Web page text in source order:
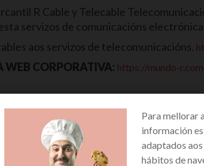
R Cable y Telecable
servizos de comunicacións
aos servizos de telecomunicacións.
WEB CORPORATIVA: https://mundo-r.com
é regular o uso que poden
Corporativa), sen prexuízo de que
Para mellorar
información
adaptados
hábitos de